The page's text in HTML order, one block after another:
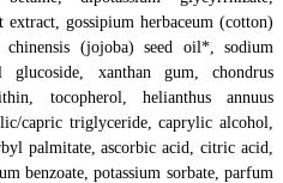
extract, gossipium herbaceum (cotton)
chinensis (jojoba) seed oil*, sodium
glucoside, xanthan gum, chondrus
tocopherol, helianthus annuus
capric triglyceride, caprylic alcohol,
palmitate, ascorbic acid, citric acid,
benzoate, potassium sorbate, parfum